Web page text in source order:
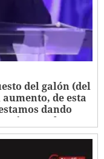
del galón (del
aumento, de esta
dando
más que el